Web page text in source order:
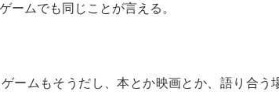
ゲームでも同じことが言える。
ゲームもそうだし、本とか映画とか、語り合う